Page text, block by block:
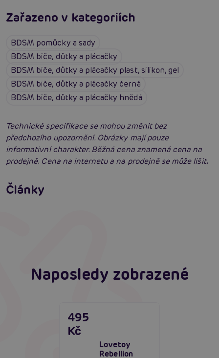
Zařazeno v kategoriích
BDSM pomůcky a sady
BDSM biče, důtky a plácačky
BDSM biče, důtky a plácačky plast, silikon, gel
BDSM biče, důtky a plácačky černá
BDSM biče, důtky a plácačky hnědá
Technické specifikace se mohou změnit bez
předchozího upozornění. Obrázky mají pouze
informativní charakter. Běžná cena znamená cena na
prodejně. Cena na internetu a na prodejně se může lišit.
Články
dospělé (aktualizováno)
Číst více
Jak na bondage? Svazování partnera při sexu
aneb co je bondáž
Naposledy zobrazené
Lovetoy
Rebellion
495
Kč